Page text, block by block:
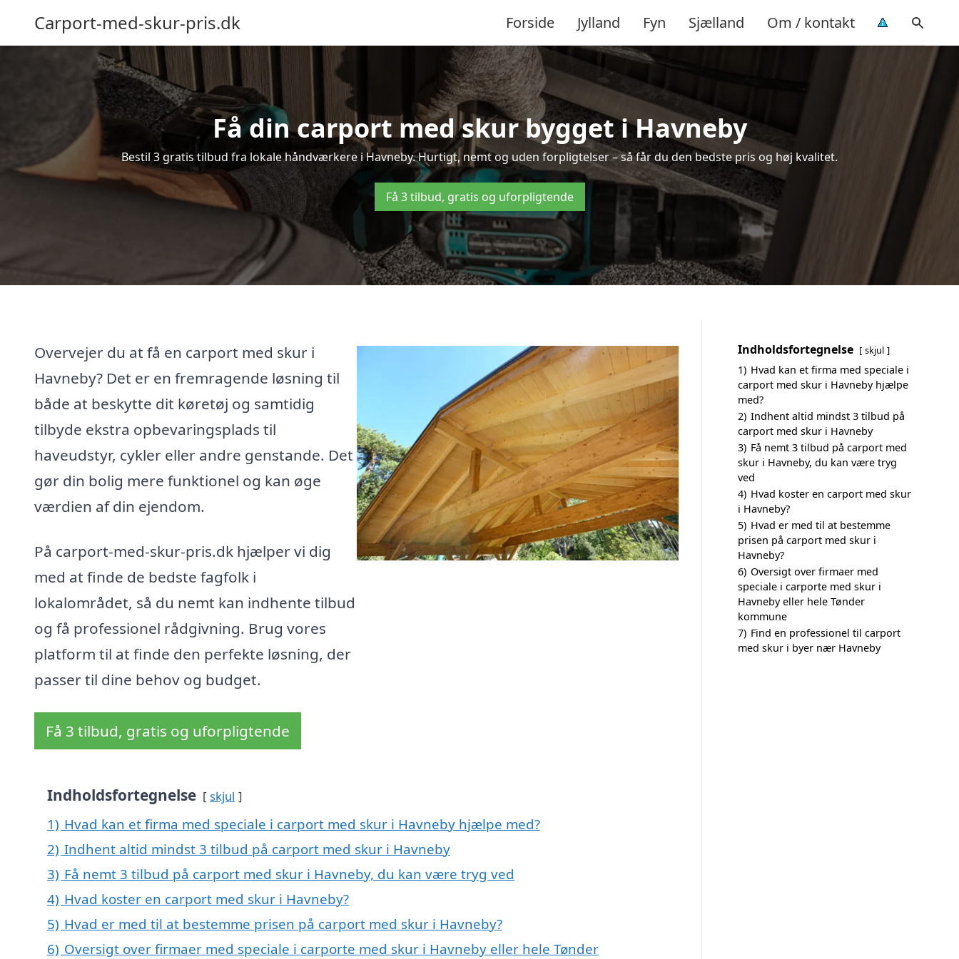
Carport-med-skur-pris.dk Forside Jylland Fyn Sjælland Om / kontakt
Få din carport med skur bygget i Havneby
Bestil 3 gratis tilbud fra lokale håndværkere i Havneby. Hurtigt, nemt og uden forpligtelser – så får du den bedste pris og høj kvalitet.
Få 3 tilbud, gratis og uforpligtende
Overvejer du at få en carport med skur i
Havneby? Det er en fremragende løsning til
både at beskytte dit køretøj og samtidig
tilbyde ekstra opbevaringsplads til
haveudstyr, cykler eller andre genstande. Det
gør din bolig mere funktionel og kan øge
værdien af din ejendom.
På carport-med-skur-pris.dk hjælper vi dig
med at finde de bedste fagfolk i
lokalområdet, så du nemt kan indhente tilbud
og få professionel rådgivning. Brug vores
platform til at finde den perfekte løsning, der
passer til dine behov og budget.
Få 3 tilbud, gratis og uforpligtende
Indholdsfortegnelse skjul
1) Hvad kan et firma med speciale i carport med skur i Havneby hjælpe med?
2) Indhent altid mindst 3 tilbud på carport med skur i Havneby
3) Få nemt 3 tilbud på carport med skur i Havneby, du kan være tryg ved
4) Hvad koster en carport med skur i Havneby?
5) Hvad er med til at bestemme prisen på carport med skur i Havneby?
6) Oversigt over firmaer med speciale i carporte med skur i Havneby eller hele Tønder
Indholdsfortegnelse skjul
1) Hvad kan et firma med speciale i
carport med skur i Havneby hjælpe
med?
2) Indhent altid mindst 3 tilbud på
carport med skur i Havneby
3) Få nemt 3 tilbud på carport med
skur i Havneby, du kan være tryg
ved
4) Hvad koster en carport med skur
i Havneby?
5) Hvad er med til at bestemme
prisen på carport med skur i
Havneby?
6) Oversigt over firmaer med
speciale i carporte med skur i
Havneby eller hele Tønder
kommune
7) Find en professionel til carport
med skur i byer nær Havneby